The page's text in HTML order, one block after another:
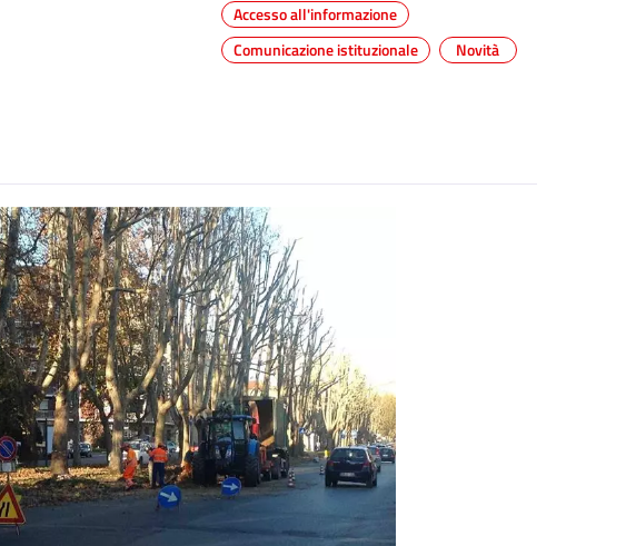
Accesso all'informazione
Comunicazione istituzionale
Novità